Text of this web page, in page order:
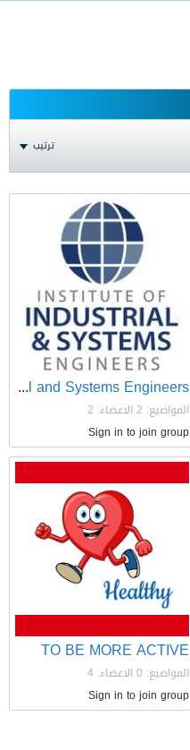
ترتيب
Institute of Industrial and Systems Engineers
المواضيع: 2
الاعضاء: 2
Sign in to join group
TO BE MORE ACTIVE
المواضيع: 0
الاعضاء: 4
Sign in to join group